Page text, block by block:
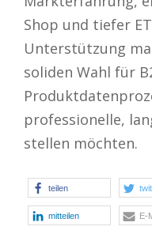
Shop und tiefer
Unterstützung
soliden Wahl für
professionelle,
stellen möchten.
teilen
mitteilen E-